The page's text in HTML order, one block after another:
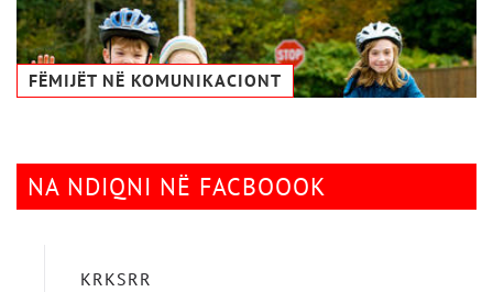
FËMIJËT NË KOMUNIKACIONТ
NA NDIQNI NË FACBOOOK
KRKSRR